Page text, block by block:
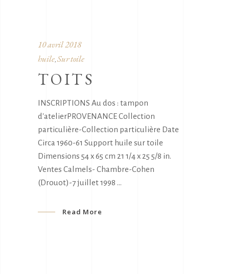
10 avril 2018
huile Sur toile
TOITS
INSCRIPTIONS Au dos : tampon
d'atelierPROVENANCE Collection
particulière-Collection particulière Date
Circa 1960-61 Support huile sur toile
Dimensions 54 x 65 cm 21 1/4 x 25 5/8 in.
Ventes Calmels- Chambre-Cohen
(Drouot)-7 juillet 1998
Read More